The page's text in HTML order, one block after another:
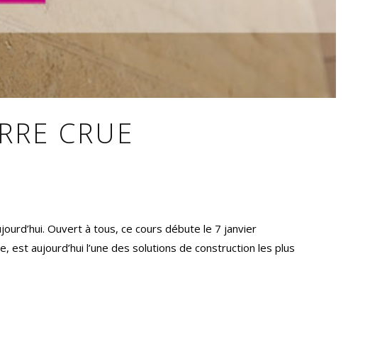
CRUE
Ouvert à tous, ce cours débute le 7 janvier
aujourd’hui l’une des solutions de construction les plus